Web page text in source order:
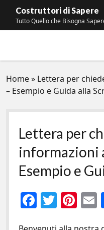
Costruttori di Sapere
Tutto Quello che Bisogna
Home» Lettera per
– Esempio e Guida alla
Lettera per
informazioni
Esempio e
F T Pi